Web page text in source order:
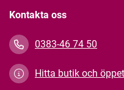
Kontakta oss
0383-46 74 50
Hitta butik och